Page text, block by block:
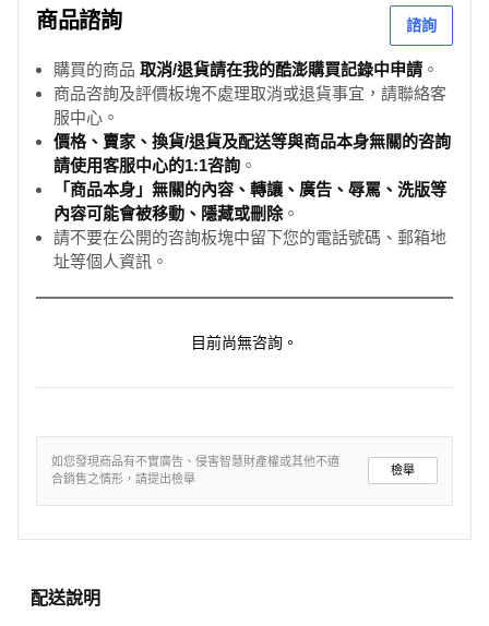
商品諮詢 諮詢
購買的商品 取消/退貨請在我的酷澎購買記錄中申請 。
商品咨詢及評價板塊不處理取消或退貨事宜，請聯絡客
服中心。
價格、賣家、換貨/退貨及配送等與商品本身無關的咨詢
請使用客服中心的1:1咨詢 。
「商品本身」無關的內容、轉讓、廣告、辱罵、洗版等
內容可能會被移動、隱藏或刪除。
請不要在公開的咨詢板塊中留下您的電話號碼、郵箱地
址等個人資訊。
目前尚無咨詢。
如您發現商品有不實廣告、侵害智慧財產權或其他不適
合銷售之情形，請提出檢舉
檢舉
配送說明